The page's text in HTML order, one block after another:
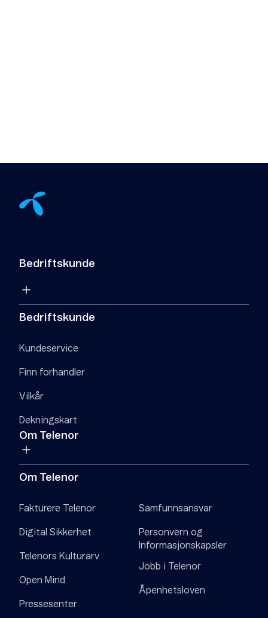
Bedriftskunde
Bedriftskunde
Kundeservice
Finn forhandler
Vilkår
Dekningskart
Om Telenor
Om Telenor
Fakturere Telenor
Digital Sikkerhet
Telenors Kulturarv
Open Mind
Pressesenter
Samfunnsansvar
Personvern og
Informasjonskapsler
Jobb i Telenor
Åpenhetsloven